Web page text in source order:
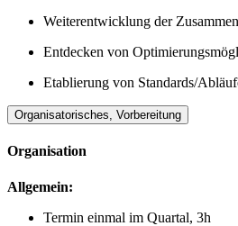
Weiterentwicklung der
Entdecken von
Etablierung von Standards/
Organisatorisches, Vorbereitung
Organisation
Allgemein:
Termin einmal im Quartal, 3h